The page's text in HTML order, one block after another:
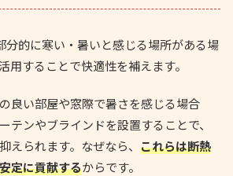
分的に寒い・暑いと感じる場所がある場
用することで快適性を補えます。
良い部屋や窓際で暑さを感じる場合
テンやブラインドを設置することで、
えられます。なぜなら、 これらは断熱
定に貢献するからです。